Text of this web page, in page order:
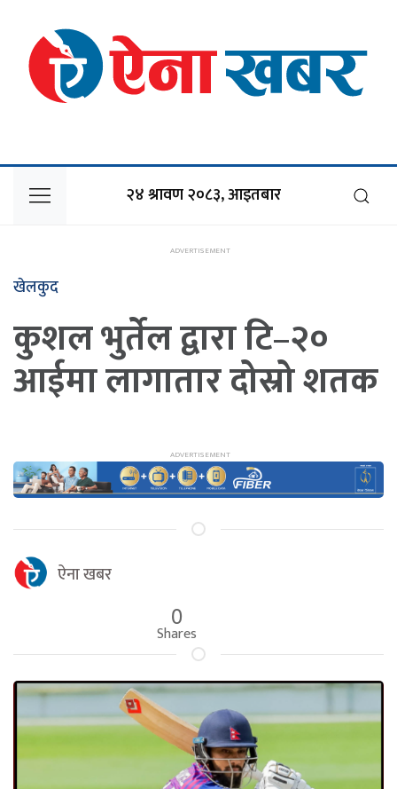
२४ श्रावण २०८३, आइतबार
खेलकुद
कुशल भुर्तेल द्वारा टि–२०
आईमा लागातार दोस्रो शतक
ऐना खबर
0
Shares